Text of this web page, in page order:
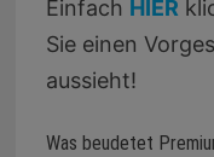
Einfach HIER
Sie einen
aussieht!
Was beudetet